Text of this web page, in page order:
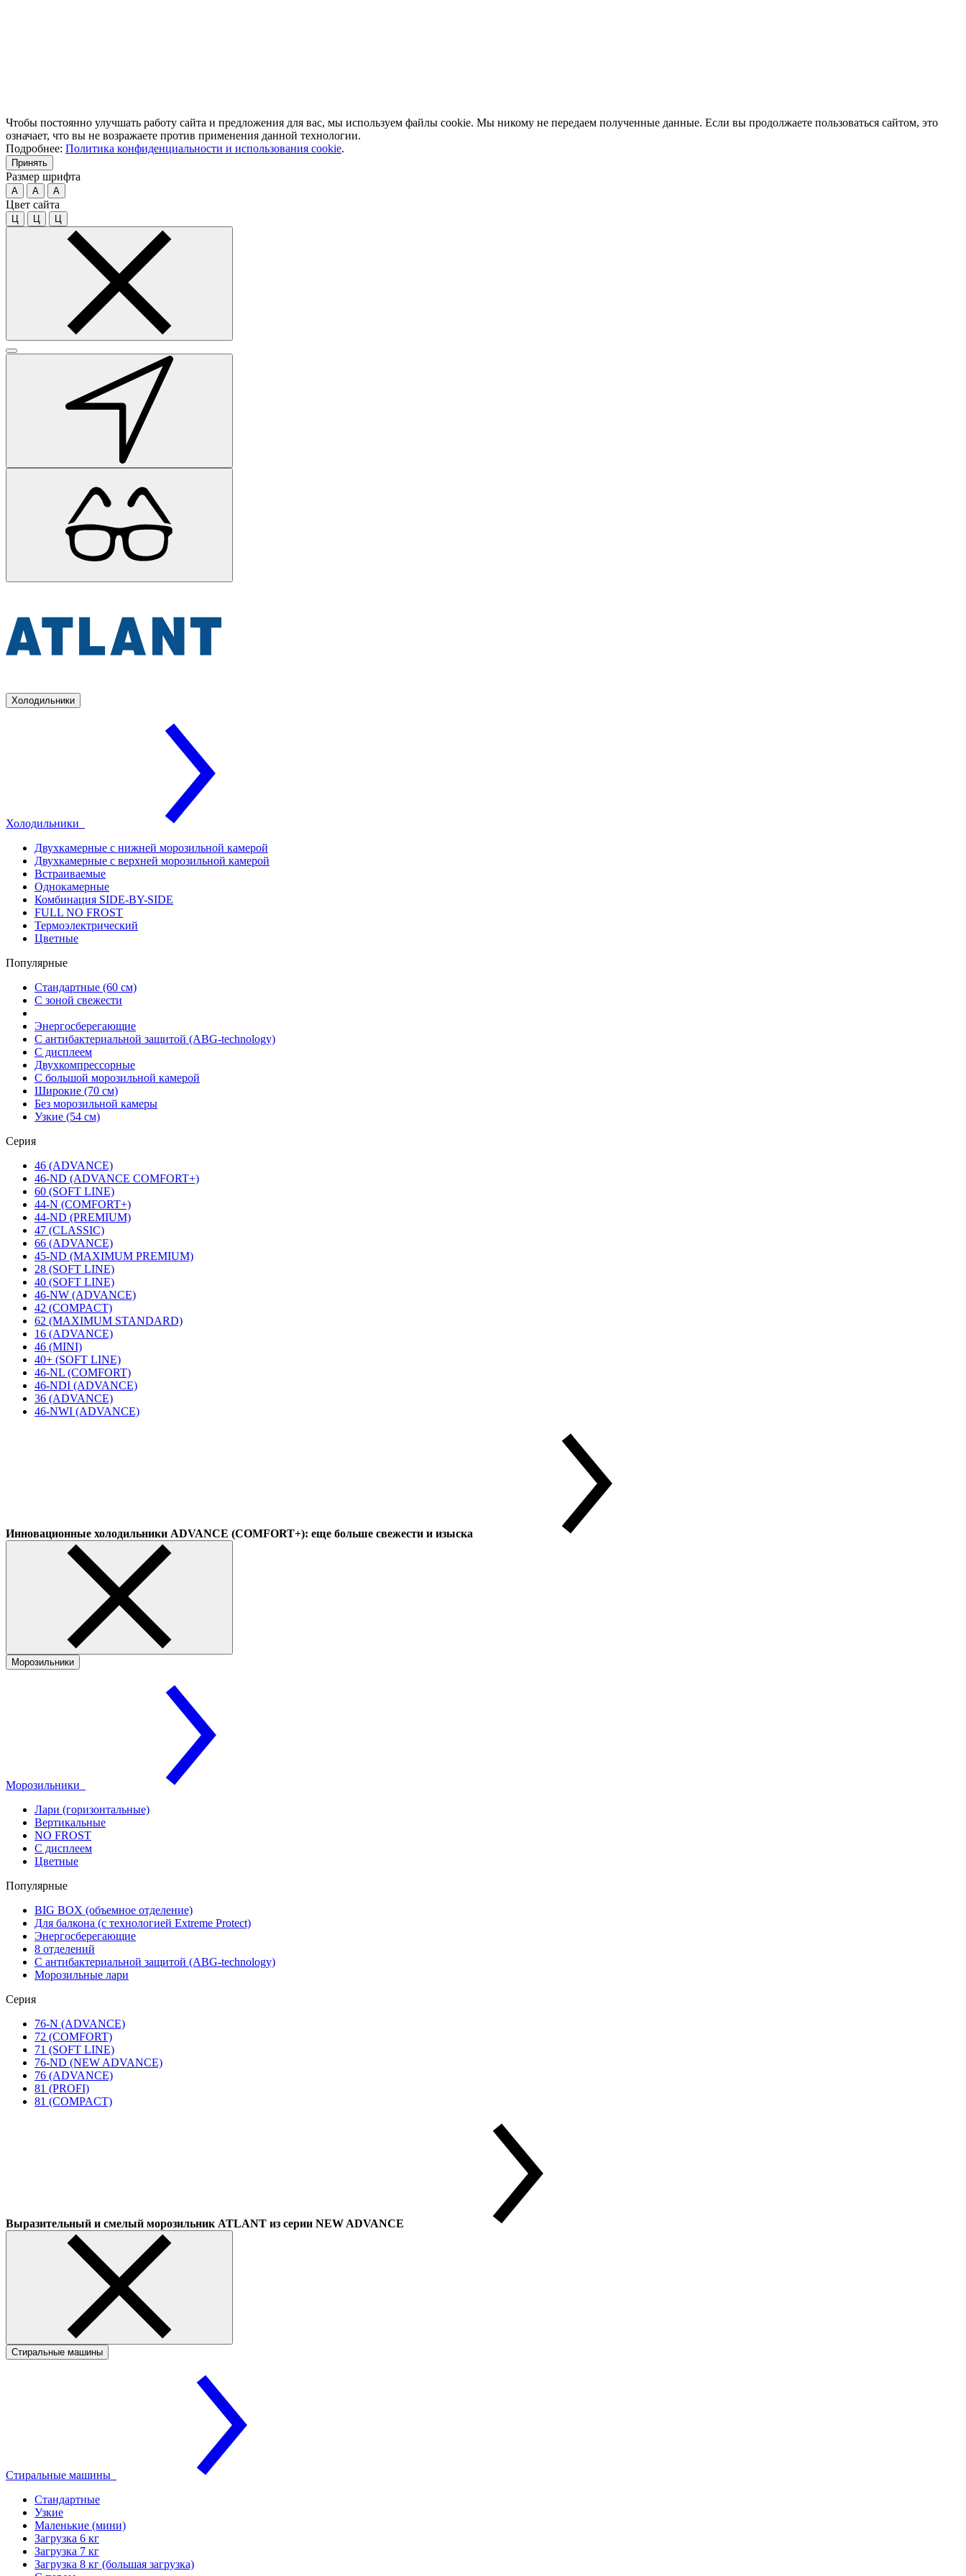
Чтобы постоянно улучшать работу сайта и предложения для вас, мы используем файлы cookie. Мы никому не передаем полученные данные. Если вы продолжаете пользоваться сайтом, это
означает, что вы не возражаете против применения данной технологии.
Подробнее: Политика конфиденциальности и использования cookie.
Принять
Размер шрифта
A A A
Цвет сайта
Ц Ц Ц
Холодильники
Холодильники
Двухкамерные с нижней морозильной камерой
Двухкамерные с верхней морозильной камерой
Встраиваемые
Однокамерные
Комбинация SIDE-BY-SIDE
FULL NO FROST
Термоэлектрический
Цветные
Популярные
Стандартные (60 см)
С зоной свежести
Энергосберегающие
С антибактериальной защитой (ABG-technology)
С дисплеем
Двухкомпрессорные
С большой морозильной камерой
Широкие (70 см)
Без морозильной камеры
Узкие (54 см)
Серия
46 (ADVANCE)
46-ND (ADVANCE COMFORT+)
60 (SOFT LINE)
44-N (COMFORT+)
44-ND (PREMIUM)
47 (CLASSIC)
66 (ADVANCE)
45-ND (MAXIMUM PREMIUM)
28 (SOFT LINE)
40 (SOFT LINE)
46-NW (ADVANCE)
42 (COMPACT)
62 (MAXIMUM STANDARD)
16 (ADVANCE)
46 (MINI)
40+ (SOFT LINE)
46-NL (COMFORT)
46-NDI (ADVANCE)
36 (ADVANCE)
46-NWI (ADVANCE)
Инновационные холодильники ADVANCE (COMFORT+): еще больше свежести и изыска
Морозильники
Морозильники
Лари (горизонтальные)
Вертикальные
NO FROST
С дисплеем
Цветные
Популярные
BIG BOX (объемное отделение)
Для балкона (с технологией Extreme Protect)
Энергосберегающие
8 отделений
С антибактериальной защитой (ABG-technology)
Морозильные лари
Серия
76-N (ADVANCE)
72 (COMFORT)
71 (SOFT LINE)
76-ND (NEW ADVANCE)
76 (ADVANCE)
81 (PROFI)
81 (COMPACT)
Выразительный и смелый морозильник ATLANT из серии NEW ADVANCE
Стиральные машины
Стиральные машины
Стандартные
Узкие
Маленькие (мини)
Загрузка 6 кг
Загрузка 7 кг
Загрузка 8 кг (большая загрузка)